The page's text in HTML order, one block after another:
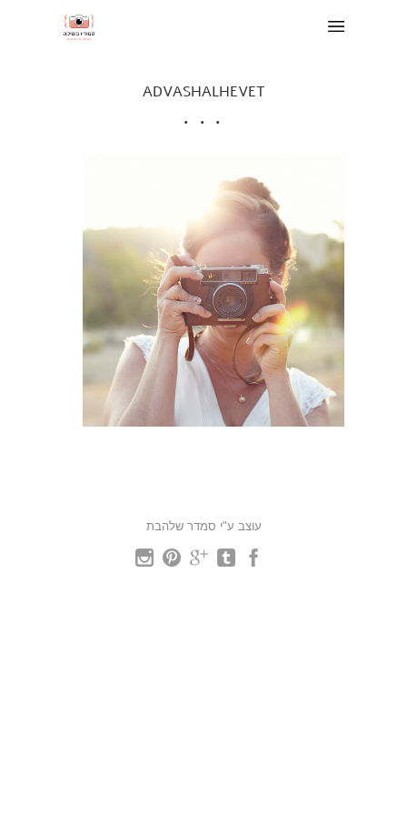
ADVASHALHEVET
עוצב ע"י סמדר שלהבת